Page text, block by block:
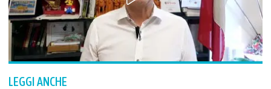
LEGGI ANCHE